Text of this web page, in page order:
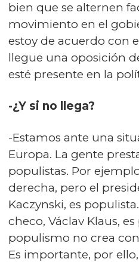
bien que se alternen
movimiento en el
estoy de acuerdo con
llegue una oposición
esté presente en la
-¿Y si no llega?
-Estamos ante una
Europa. La gente
populistas. Por
derecha, pero el
Kaczynski, es
checo, Václav Klaus,
populismo no crea
Es importante, por